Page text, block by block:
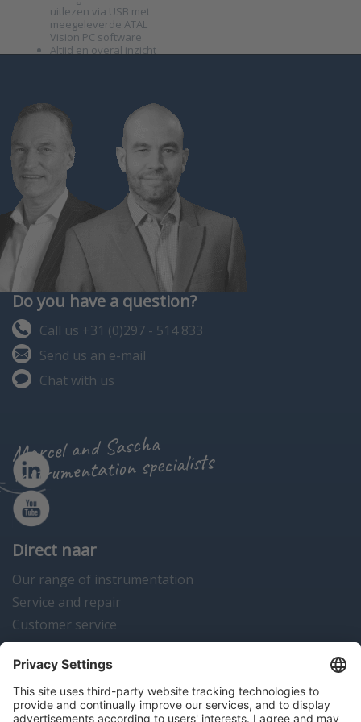
uitlezen via USB met
meegeleverde ATAL
Vision PC software
Altijd en overal inzicht
Do you have a question?
Call us +31 (0)297 - 514 833
Send us an e-mail
Chat with us
Marcel and Sascha
instrumentation specialists
Direct naar
Our range of instrumentation
Service and repair
Customer service
Instrumentation news
Contact us